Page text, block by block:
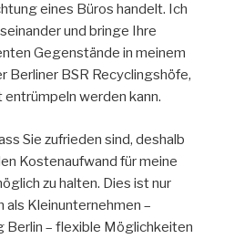
eines Büros handelt. Ich
und bringe Ihre
Gegenstände in meinem
Berliner BSR Recyclingshöfe,
werden kann.
Sie zufrieden sind, deshalb
Kostenaufwand für meine
zu halten. Dies ist nur
als Kleinunternehmen –
Berlin – flexible Möglichkeiten